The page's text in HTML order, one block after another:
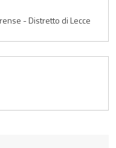
- Distretto di Lecce